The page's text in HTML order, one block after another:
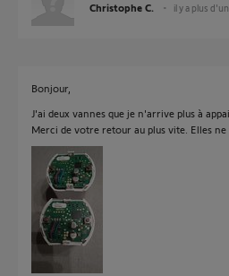
Christophe C. il y a plus
Bonjour,
J'ai deux vannes que je n'arrive plus à
Merci de votre retour au plus vite. Elles